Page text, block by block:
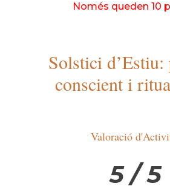
Només queden 10
Solstici d’Estiu:
conscient i
Valoració
5 / 5